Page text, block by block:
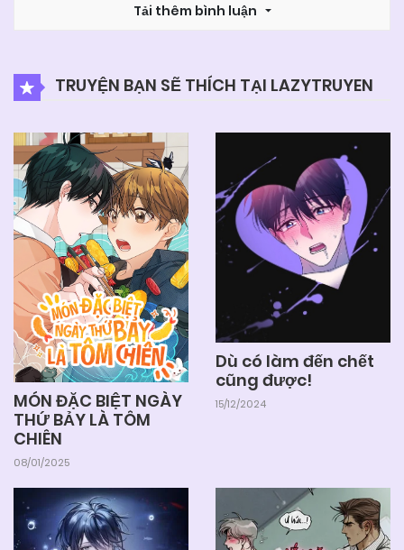
Tải thêm bình luận
TRUYỆN BẠN SẼ THÍCH TẠI LAZYTRUYEN
MÓN ĐẶC BIỆT NGÀY
THỨ BẢY LÀ TÔM
CHIÊN
08/01/2025
Dù có làm đến chết
cũng được!
15/12/2024